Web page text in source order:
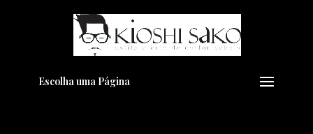
Escolha uma Página
Pensando em transformar seu
Visual??